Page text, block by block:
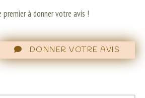
premier à donner votre avis !
DONNER VOTRE AVIS